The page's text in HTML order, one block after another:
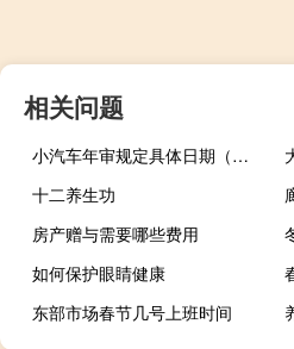
相关问题
小汽车年审规定具体日期（小汽车车辆年审时间规定是多少?）
十二养生功
房产赠与需要哪些费用
如何保护眼睛健康
东部市场春节几号上班时间